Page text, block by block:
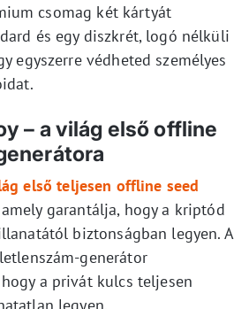
csomag két kártyát
és egy diszkrét, logó nélküli
egyszerre védheted személyes
– a világ első offline
első teljesen offline seed
amely garantálja, hogy a kriptód
biztonságban legyen. A
generátor
a privát kulcs teljesen